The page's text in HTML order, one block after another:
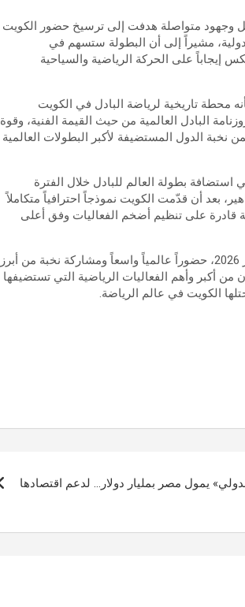
وجهود متواصلة هدفت إلى ترسيخ حضور الكويت
مشيراً إلى أن البطولة ستسهم في
إيجاباً على الحركة الرياضية والسياحية
محطة تاريخية لرياضة البادل في الكويت
البادل العالمية من حيث القيمة الفنية، وقوة
نخبة الدول المستضيفة لأكبر البطولات العالمية
استضافة بطولة العالم للبادل خلال الفترة
بعد أن قدّمت الكويت نموذجاً احترافياً متكاملاً
قادرة على تنظيم أضخم الفعاليات وفق أعلى
ورجّح الأنصاري أن تشهد بطولة الكويت «الميجر»، المقرر إقامتها في شهر أكتوبر 2026، حضوراً عالمياً واسعاً ومشاركة نخبة من أبرز
أكبر وأهم الفعاليات الرياضية التي تستضيفها
الكويت في عالم الرياضة.
يمول مصر بمليار دولار… لدعم اقتصادها